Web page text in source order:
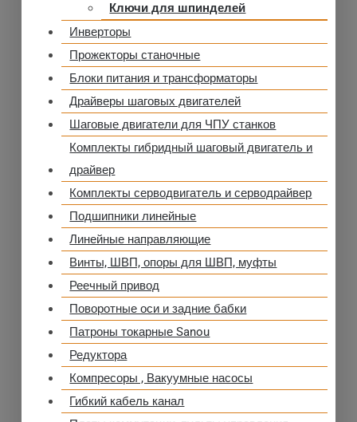
Ключи для шпинделей
Инверторы
Прожекторы станочные
Блоки питания и трансформаторы
Драйверы шаговых двигателей
Шаговые двигатели для ЧПУ станков
Комплекты гибридный шаговый двигатель и
драйвер
Комплекты серводвигатель и серводрайвер
Подшипники линейные
Линейные направляющие
Винты, ШВП, опоры для ШВП, муфты
Реечный привод
Поворотные оси и задние бабки
Патроны токарные Sanou
Редуктора
Компресоры , Вакуумные насосы
Гибкий кабель канал